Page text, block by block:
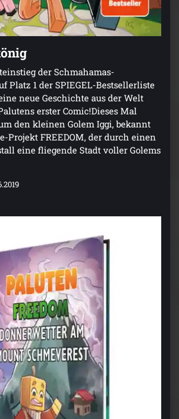
der Schmahamas-
Platz 1 der SPIEGEL-Bestsellerliste
neue Geschichte aus der Welt
erster Comic!Dieses Mal
den kleinen Golem Iggi, bekannt
Projekt FREEDOM, der durch einen
eine fliegende Stadt voller Golems